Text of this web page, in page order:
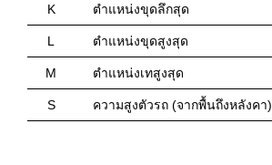
K ตำแหน่งขุดลึกสุด
L ตำแหน่งขุดสูงสุด
M ตำแหน่งเทสูงสุด
S ความสูงตัวรถ (จากพื้นถึงหลังคา)